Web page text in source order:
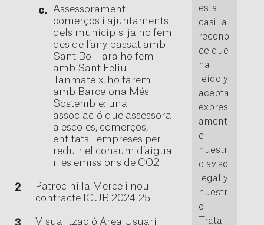
Assessorament
comerços i ajuntaments
dels municipis: ja ho fem
des de l’any passat amb
Sant Boi i ara ho fem
amb Sant Feliu.
Tanmateix, ho farem
amb Barcelona Més
Sostenible; una
associació que assessora
a escoles, comerços,
entitats i empreses per
reduir el consum d’aigua
i les emissions de CO2.
Patrocini la Mercè i nou
contracte ICUB 2024-25
Visualització Àrea Usuari
esta
casilla
recono
ce que
ha
leído y
acepta
expres
ament
e
nuestr
o aviso
legal y
nuestr
o
Trata